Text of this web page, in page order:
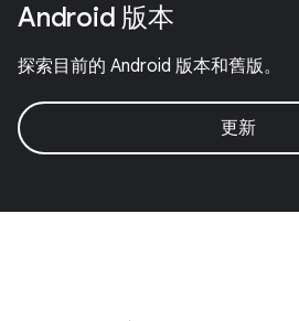
Android 版本
探索目前的 Android 版本和舊版。
更新